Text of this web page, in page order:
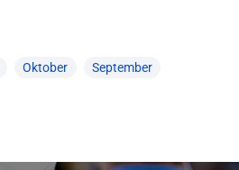
Oktober September